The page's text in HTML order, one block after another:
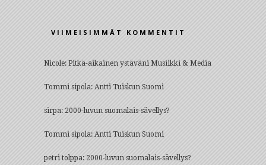
VIIMEISIMMÄT KOMMENTIT
Nicole: Pitkä-aikainen ystäväni Musiikki & Media
Tommi sipola: Antti Tuiskun Suomi
sirpa: 2000-luvun suomalais-sävellys?
Tommi sipola: Antti Tuiskun Suomi
petri tolppa: 2000-luvun suomalais-sävellys?